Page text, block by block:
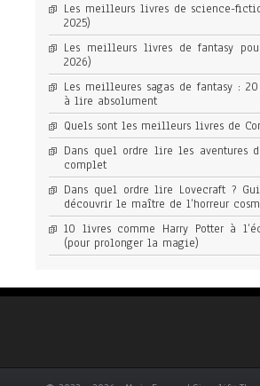
Les meilleurs livres de science-
2025)
Les meilleurs livres de fantasy
2026)
Les meilleures sagas de fantasy :
à lire absolument
Quels sont les meilleurs livres de
Dans quel ordre lire les aventures
complet
Dans quel ordre lire Lovecraft ?
découvrir le maître de l’horreur
10 livres comme Harry Potter à
(pour prolonger la magie)